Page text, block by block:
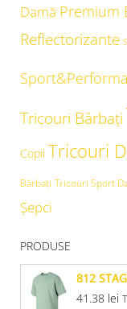
Damă Premium
Reflectorizante
Tricouri Bărbați
Copii Tricouri
Bărbați Tricouri Sport
Șepci
PRODUSE
812
41.38 lei